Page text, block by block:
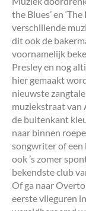
the Blues’ en
verschillende
dit ook de
voornamelijk
Presley en nog
hier gemaakt
nieuwste
muziekstraat van
de buitenkant
naar binnen
songwriter of een
ook ’s zomer
bekendste club
Of ga naar
eerste vlieguren